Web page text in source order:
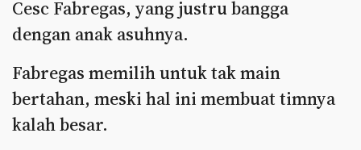
Cesc Fabregas, yang justru bangga
dengan anak asuhnya.
Fabregas memilih untuk tak main
bertahan, meski hal ini membuat timnya
kalah besar.